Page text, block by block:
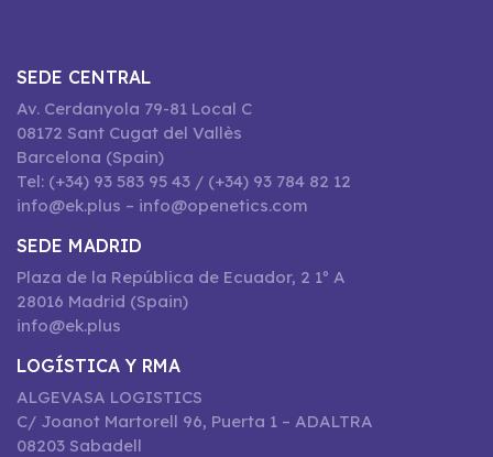
SEDE CENTRAL
Av. Cerdanyola 79-81 Local C
08172 Sant Cugat del Vallès
Barcelona (Spain)
Tel: (+34) 93 583 95 43 / (+34) 93 784 82 12
info@ek.plus – info@openetics.com
SEDE MADRID
Plaza de la República de Ecuador, 2 1º A
28016 Madrid (Spain)
info@ek.plus
LOGÍSTICA Y RMA
ALGEVASA LOGISTICS
C/ Joanot Martorell 96, Puerta 1 – ADALTRA
08203 Sabadell